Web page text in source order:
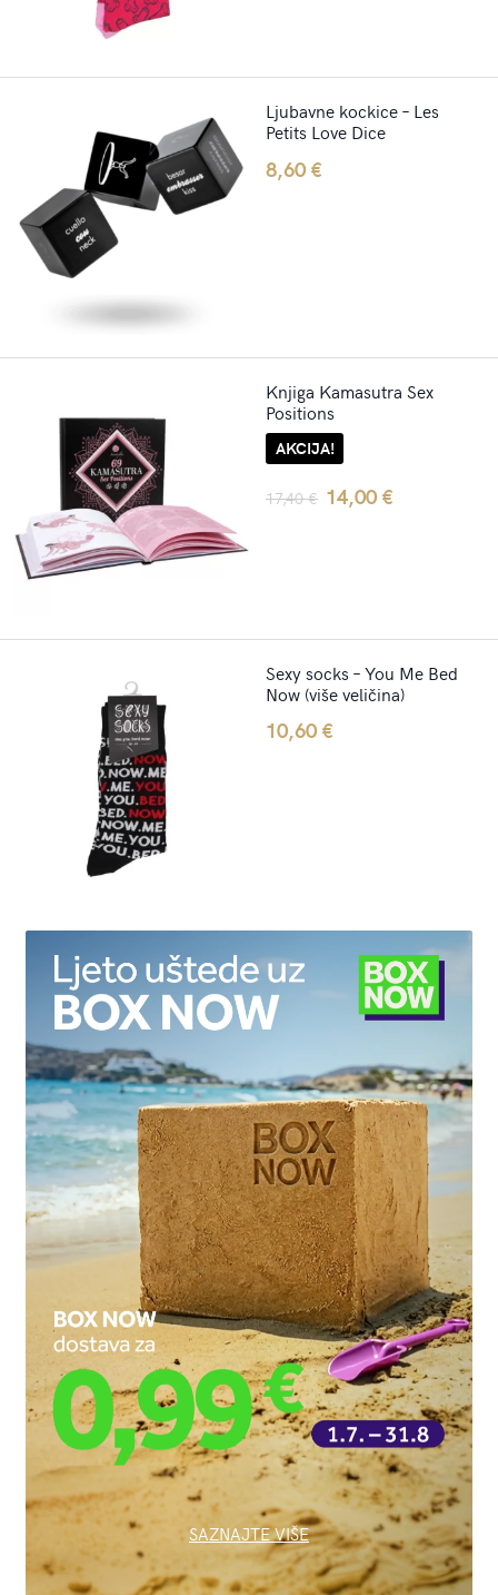
Ljubavne kockice – Les
Petits Love Dice
8,60€
Knjiga Kamasutra Sex
Positions
AKCIJA!
17,40€ Original
14,00€
Sexy socks – You Me Bed
Now (više veličina)
10,60€
SAZNAJTE VIŠE